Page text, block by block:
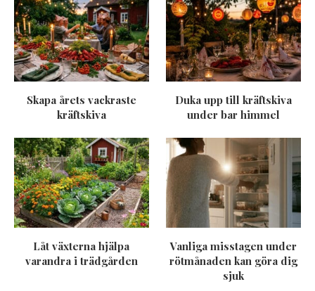
Skapa årets vackraste
kräftskiva
Duka upp till kräftskiva
under bar himmel
Låt växterna hjälpa
varandra i trädgården
Vanliga misstagen under
rötmånaden kan göra dig
sjuk